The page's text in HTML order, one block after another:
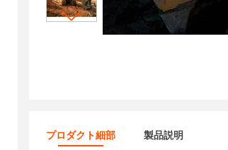
プロダクト細部 製品説明